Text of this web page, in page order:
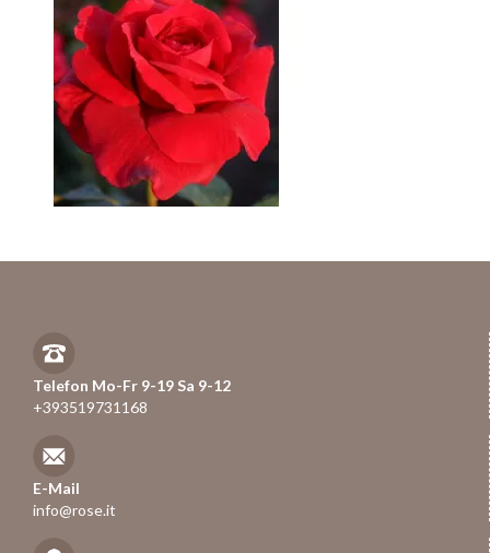
Telefon Mo-Fr 9-19 Sa 9-12
+393519731168
E-Mail
info@rose.it